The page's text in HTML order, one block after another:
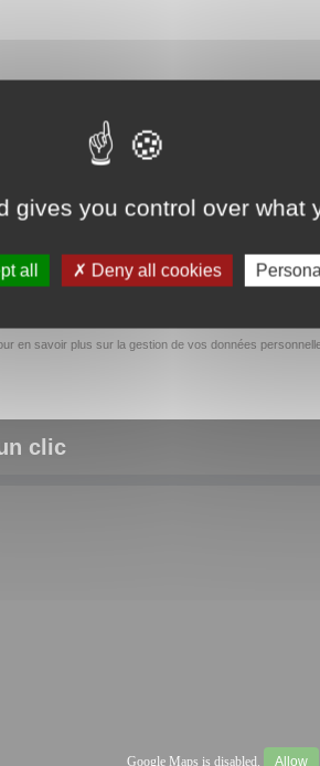
en savoir plus sur la gestion de vos données
clic
Google Maps is disabled. Allow
gives you control over what
all Deny all cookies